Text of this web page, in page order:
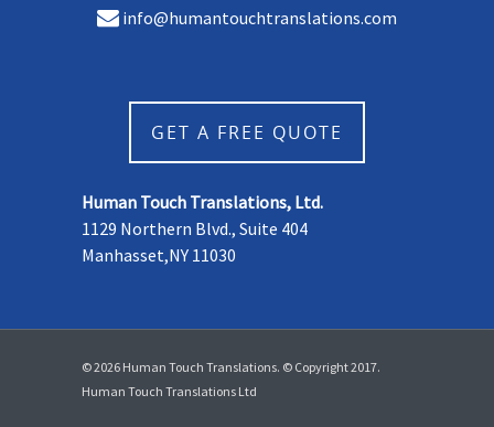
info@humantouchtranslations.com
GET A FREE QUOTE
Human Touch Translations, Ltd.
1129 Northern Blvd., Suite 404
Manhasset,NY 11030
© 2026 Human Touch Translations. © Copyright 2017.
Human Touch Translations Ltd